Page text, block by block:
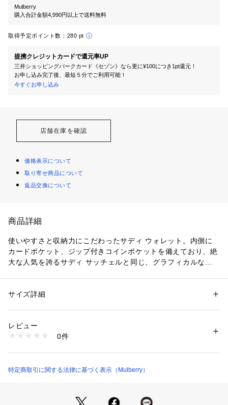
Mulberry
購入合計金額4,990円以上で送料無料
取得予定ポイント数： 280 pt
提携クレジットカードで還元率UP
三井ショッピングパークカード《セゾン》なら更に¥100につき1pt還元！
お申し込み完了後、最短５分でご利用可能！
今すぐお申し込み
店舗在庫を確認
価格表示について
取り寄せ商品について
返品交換について
商品詳細
使いやすさと収納力にこだわったサディ ウォレット。内側に
カードポケット、ジップ付きコインポケットを備えており、絶
大な人気を誇るサディ サッチェルと同じ、グラフィカルなタ
性別：レディース
素材：シルキー カーフレザー
商品番号：
RL7281/657 （ショップ）
サイズ詳細
レビュー
0件
特定商取引に関する法律に基づく表示（Mulberry）